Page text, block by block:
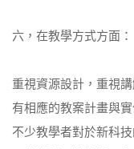
六，在教學方式方面：
重視資源設計，重視
有相應的教案計畫與
不少教學者對於新科